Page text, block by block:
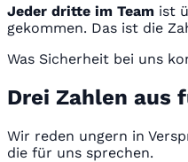
Jeder dritte im Team ist
gekommen. Das ist die
Was Sicherheit bei uns
Drei Zahlen aus
Wir reden ungern in
die für uns sprechen.